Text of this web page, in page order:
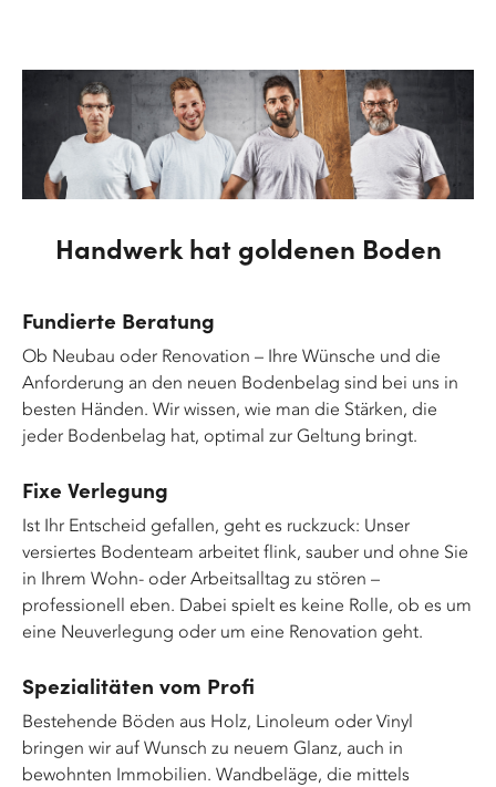
Handwerk hat goldenen Boden
Fundierte Beratung
Ob Neubau oder Renovation – Ihre Wünsche und die
Anforderung an den neuen Bodenbelag sind bei uns in
besten Händen. Wir wissen, wie man die Stärken, die
jeder Bodenbelag hat, optimal zur Geltung bringt.
Fixe Verlegung
Ist Ihr Entscheid gefallen, geht es ruckzuck: Unser
versiertes Bodenteam arbeitet flink, sauber und ohne Sie
in Ihrem Wohn- oder Arbeitsalltag zu stören –
professionell eben. Dabei spielt es keine Rolle, ob es um
eine Neuverlegung oder um eine Renovation geht.
Spezialitäten vom Profi
Bestehende Böden aus Holz, Linoleum oder Vinyl
bringen wir auf Wunsch zu neuem Glanz, auch in
bewohnten Immobilien. Wandbeläge, die mittels